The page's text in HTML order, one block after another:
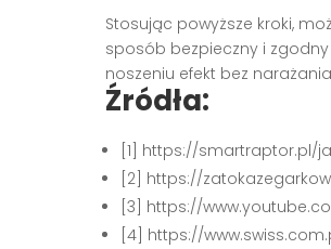
Stosując powyższe kroki,
sposób bezpieczny i
noszeniu efekt bez
Źródła:
[1] https://smartraptor.pl/
[2] https://
[3] https://
[4] https://